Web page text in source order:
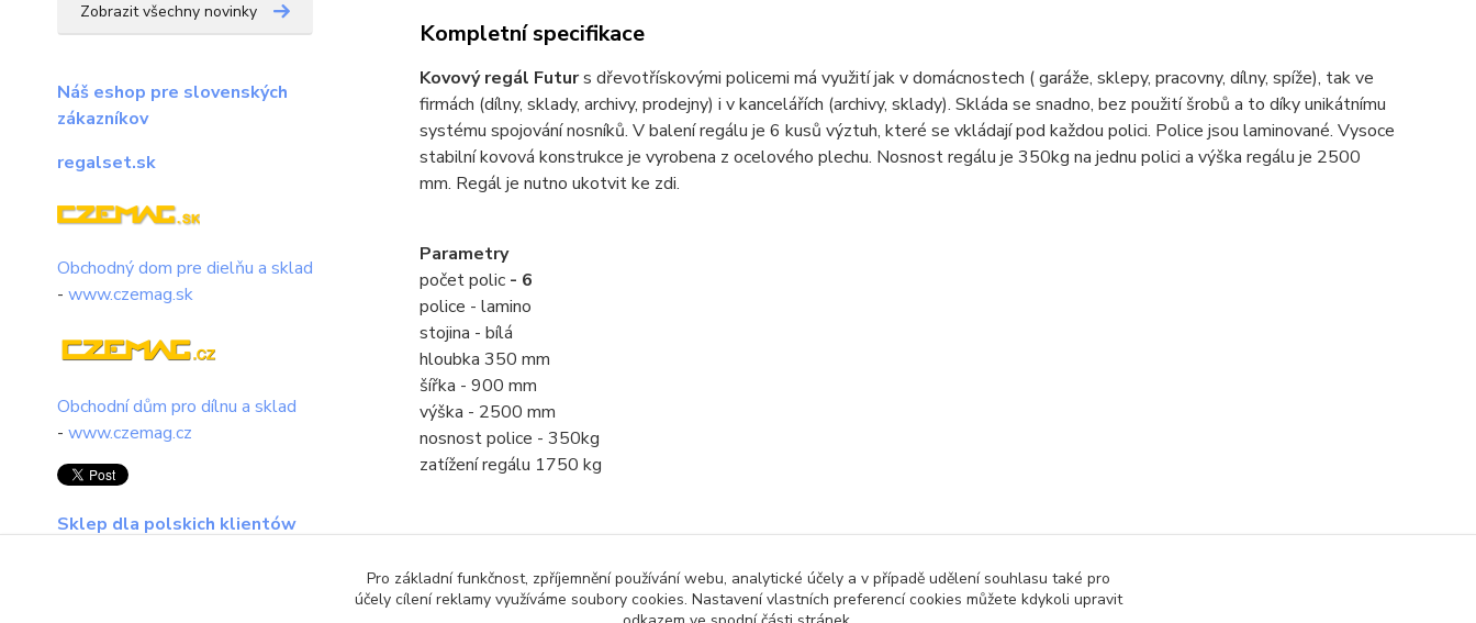
Zobrazit všechny novinky
Náš eshop pre slovenských
zákazníkov
regalset.sk
Obchodný dom pre dielňu a sklad
- www.czemag.sk
Obchodní dům pro dílnu a sklad
- www.czemag.cz
Sklep dla polskich klientów
Kompletní specifikace
Kovový regál Futurs dřevotřískovými policemi má využití jak v domácnostech ( garáže, sklepy, pracovny, dílny, spíže), tak ve
firmách (dílny, sklady, archivy, prodejny) i v kancelářích (archivy, sklady). Skláda se snadno, bez použití šrobů a to díky unikátnímu
systému spojování nosníků. V balení regálu je 6 kusů výztuh, které se vkládají pod každou polici. Police jsou laminované. Vysoce
stabilní kovová konstrukce je vyrobena z ocelového plechu. Nosnost regálu je 350kg na jednu polici a výška regálu je 2500
mm. Regál je nutno ukotvit ke zdi.
Parametry
počet polic- 6
police - lamino
stojina - bílá
hloubka 350 mm
šířka - 900 mm
výška - 2500 mm
nosnost police - 350kg
zatížení regálu 1750 kg
Zboží zařazeno v kategoriích
Pro základní funkčnost, zpříjemnění používání webu, analytické účely a v případě udělení souhlasu také pro
účely cílení reklamy využíváme soubory cookies. Nastavení vlastních preferencí cookies můžete kdykoli upravit